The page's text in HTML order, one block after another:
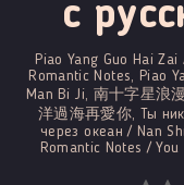
c
Piao Yang Guo Hai
Romantic Notes, Piao
Man Bi Ji, 南十字星浪
洋過海再愛你, Ты
через океан / Nan
Romantic Notes /